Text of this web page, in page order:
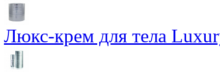
Люкс-крем для тела